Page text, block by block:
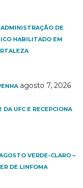
DE
HABILITADO EM
agosto 7, 2026
UFC E RECEPCIONA
VERDE-CLARO –
DE LINFOMA